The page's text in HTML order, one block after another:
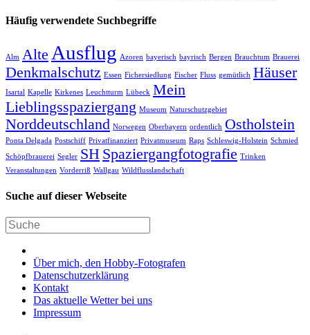
Häufig verwendete Suchbegriffe
Alm Alte Ausflug Azoren bayerisch bayrisch Bergen Brauchtum Brauerei
Denkmalschutz Essen Fichersiedlung Fischer Fluss gemütlich Häuser
Isartal Kapelle Kirkenes Leuchtturm Lübeck Mein
Lieblingsspaziergang Museum Naturschutzgebiet
Norddeutschland Norwegen Oberbayern ordentlich Ostholstein
Ponta Delgada Postschiff Privatfinanziert Privatmuseum Raps Schleswig-Holstein Schmied
Schöpfbrauerei Segler SH Spaziergangfotografie Trinken
Veranstaltungen Vorderriß Wallgau Wildflusslandschaft
Suche auf dieser Webseite
Über mich, den Hobby-Fotografen
Datenschutzerklärung
Kontakt
Das aktuelle Wetter bei uns
Impressum